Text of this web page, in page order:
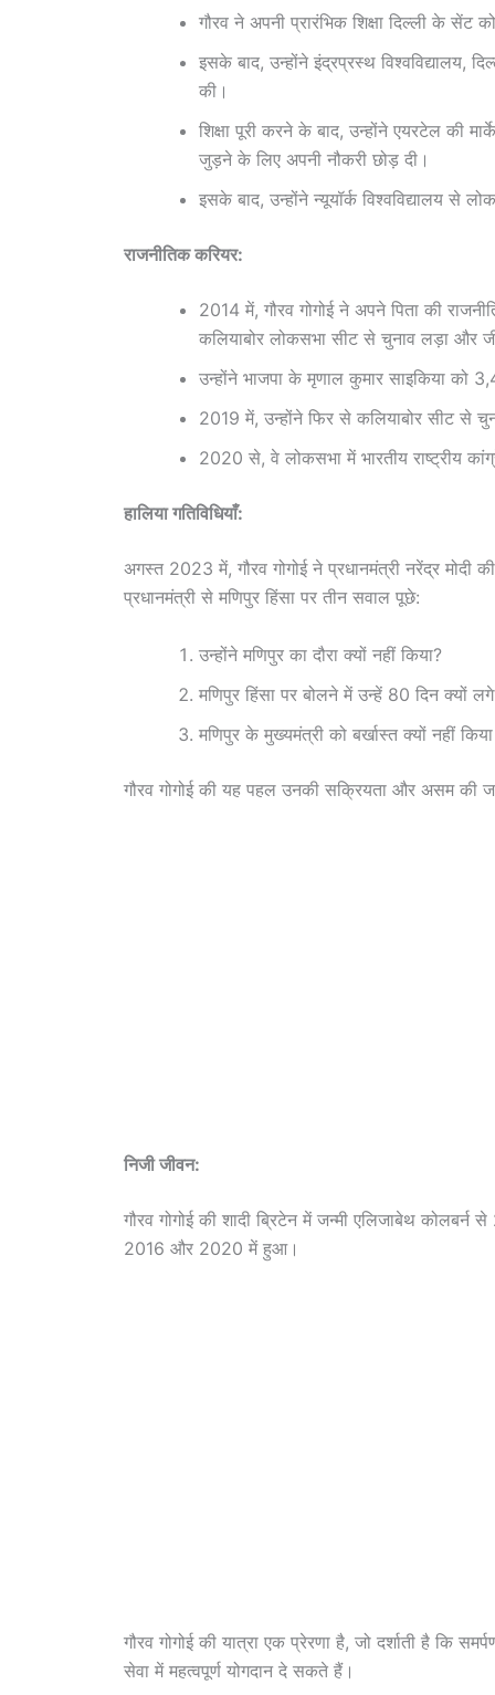
गौरव ने अपनी प्रारंभिक शिक्षा दिल्ली के सेंट
इसके बाद, उन्होंने इंद्रप्रस्थ विश्वविद्यालय,
की।
शिक्षा पूरी करने के बाद, उन्होंने एयरटेल की
जुड़ने के लिए अपनी नौकरी छोड़ दी।
इसके बाद, उन्होंने न्यूयॉर्क विश्वविद्यालय से
राजनीतिक करियर:
2014 में, गौरव गोगोई ने अपने पिता की
कलियाबोर लोकसभा सीट से चुनाव लड़ा और
उन्होंने भाजपा के मृणाल कुमार साइकिया को
2019 में, उन्होंने फिर से कलियाबोर सीट से
2020 से, वे लोकसभा में भारतीय राष्ट्रीय
हालिया गतिविधियाँ:
अगस्त 2023 में, गौरव गोगोई ने प्रधानमंत्री नरेंद्र
प्रधानमंत्री से मणिपुर हिंसा पर तीन सवाल पूछे:
उन्होंने मणिपुर का दौरा क्यों नहीं किया?
मणिपुर हिंसा पर बोलने में उन्हें 80 दिन क्यों
मणिपुर के मुख्यमंत्री को बर्खास्त क्यों नहीं
गौरव गोगोई की यह पहल उनकी सक्रियता और असम की
निजी जीवन:
गौरव गोगोई की शादी ब्रिटेन में जन्मी एलिजाबेथ
2016 और 2020 में हुआ।
गौरव गोगोई की यात्रा एक प्रेरणा है, जो दर्शाती है कि
सेवा में महत्वपूर्ण योगदान दे सकते हैं।